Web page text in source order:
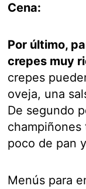
Cena:
Por último,
crepes muy
crepes
oveja, una
De segundo
poco de pan
Menús para